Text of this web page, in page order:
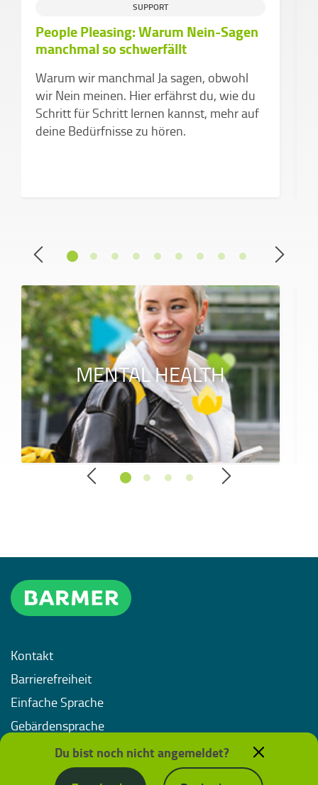
SUPPORT
People Pleasing: Warum Nein-Sagen
manchmal so schwerfällt
Warum wir manchmal Ja sagen, obwohl
wir Nein meinen. Hier erfährst du, wie du
Schritt für Schritt lernen kannst, mehr auf
deine Bedürfnisse zu hören.
MENTAL HEALTH
Kontakt
Barrierefreiheit
Einfache Sprache
Gebärdensprache
Impressum
Datenschutz
Du bist noch nicht angemeldet?